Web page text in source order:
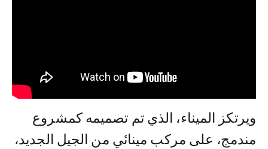
ويرتكز الميناء، الذي تم تصميمه كمشروع
مندمج، على مركب مينائي من الجيل الجديد،